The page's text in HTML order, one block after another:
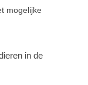
mogelijke
in de